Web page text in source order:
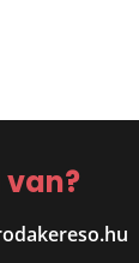
van?